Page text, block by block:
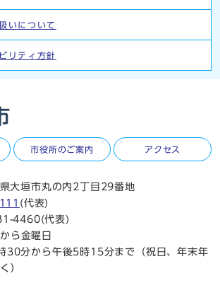
いについて
リティ方針
市役所のご案内 アクセス
大垣市丸の内2丁目29番地
(代表)
4460(代表)
ら金曜日
30分から午後5時15分まで（祝日、年末年
）